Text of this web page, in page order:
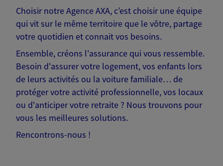
Choisir notre Agence AXA, c’est choisir une équipe
qui vit sur le même territoire que le vôtre, partage
votre quotidien et connait vos besoins.
Ensemble, créons l'assurance qui vous ressemble.
Besoin d'assurer votre logement, vos enfants lors
de leurs activités ou la voiture familiale… de
protéger votre activité professionnelle, vos locaux
ou d'anticiper votre retraite ? Nous trouvons pour
vous les meilleures solutions.
Rencontrons-nous !